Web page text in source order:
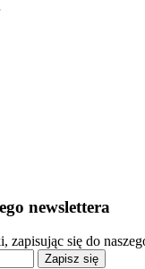
newslettera
zapisując się do
Zapisz się